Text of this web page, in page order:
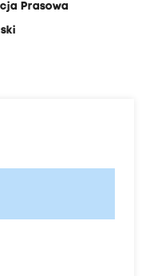
Prasowa